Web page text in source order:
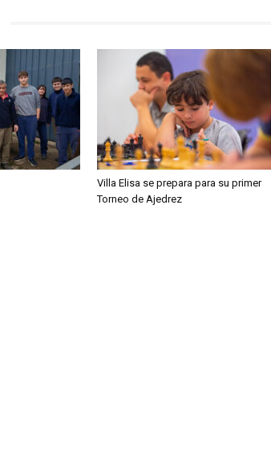
Villa Elisa se prepara para su primer
Torneo de Ajedrez